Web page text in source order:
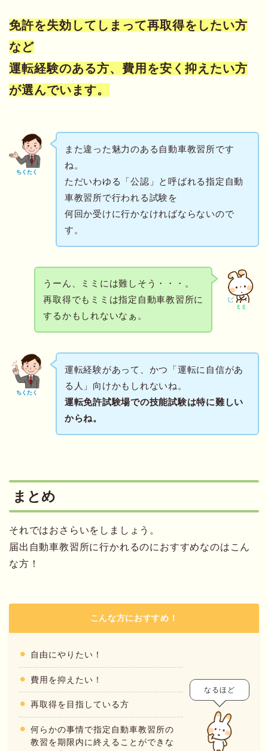
免許を失効してしまって再取得をしたい方
など
運転経験のある方、費用を安く抑えたい方
が選んでいます。
ちくたく
また違った魅力のある自動車教習所です
ね。
ただいわゆる「公認」と呼ばれる指定自動
車教習所で行われる試験を
何回か受けに行かなければならないので
す。
ミミ
うーん、ミミには難しそう・・・。
再取得でもミミは指定自動車教習所に
するかもしれないなぁ。
ちくたく
運転経験があって、かつ「運転に自信があ
る人」向けかもしれないね。
運転免許試験場での技能試験は特に難しい
からね。
まとめ
それではおさらいをしましょう。
届出自動車教習所に行かれるのにおすすめなのはこん
な方！
こんな方におすすめ！
自由にやりたい！
費用を抑えたい！
再取得を目指している方
何らかの事情で指定自動車教習所の
教習を期限内に終えることができな
なるほど